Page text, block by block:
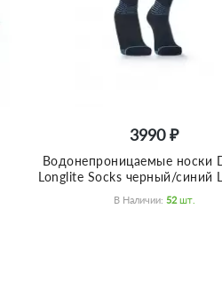
3990 ₽
Водонепроницаемые носки
Longlite Socks черный/синий
В Наличии: 52 Шт.